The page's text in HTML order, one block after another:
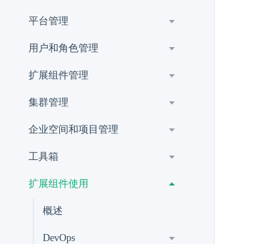
平台管理
用户和角色管理
扩展组件管理
集群管理
企业空间和项目管理
工具箱
扩展组件使用
概述
DevOps